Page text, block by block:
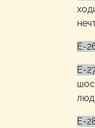
E-
E-
E-